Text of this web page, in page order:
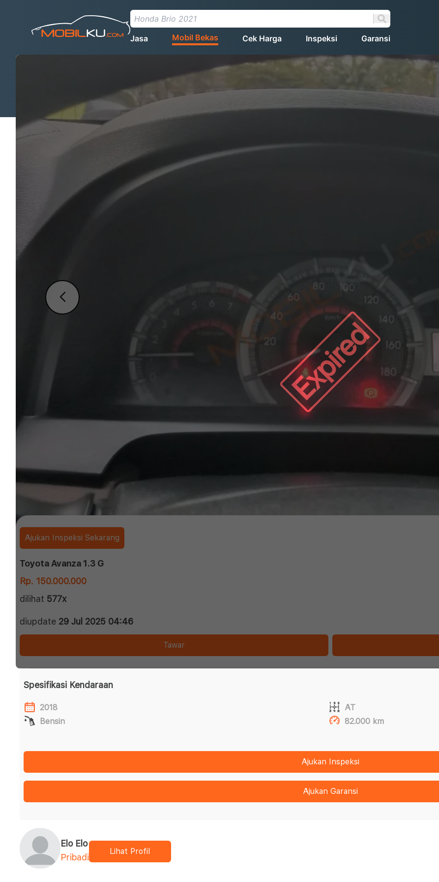
Jasa Mobil Bekas Cek Harga Inspeksi Garansi
Expired
Ajukan Inspeksi Sekarang
Toyota Avanza 1.3 G
Rp. 150.000.000
dilihat 577x
diupdate 29 Jul 2025 04:46
Tawar
Spesifikasi Kendaraan
2018
AT
Bensin
82.000 km
Ajukan Inspeksi
Ajukan Garansi
Elo Elo
Pribadi
Lihat Profil